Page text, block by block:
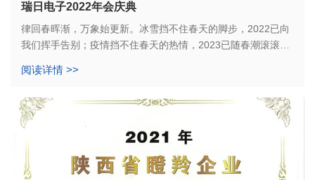
瑞日电子2022年会庆典
律回春晖渐，万象始更新。冰雪挡不住春天的脚步，2022已向
我们挥手告别；疫情挡不住春天的热情，2023已随春潮滚滚而
2022年会庆典。
阅读详情 >>